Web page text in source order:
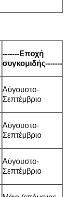
-------Εποχή
συγκομιδής-------
Αύγουστο-
Σεπτέμβριο
Αύγουστο-
Σεπτέμβριο
Αύγουστο-
Σεπτέμβριο